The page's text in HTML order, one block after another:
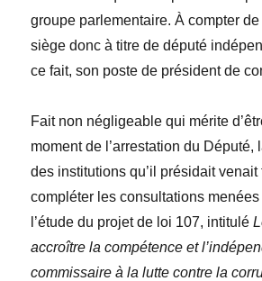
groupe parlementaire. À compter de
siège donc à titre de député
ce fait, son poste de président de
Fait non négligeable qui mérite
moment de l’arrestation du Député,
des institutions qu’il présidait venait
compléter les consultations
l’étude du projet de loi 107, intitulé
accroître la compétence et
commissaire à la lutte contre la